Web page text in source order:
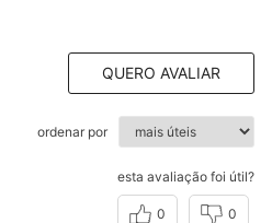
QUERO AVALIAR
ordenar por
esta avaliação foi útil?
0 0